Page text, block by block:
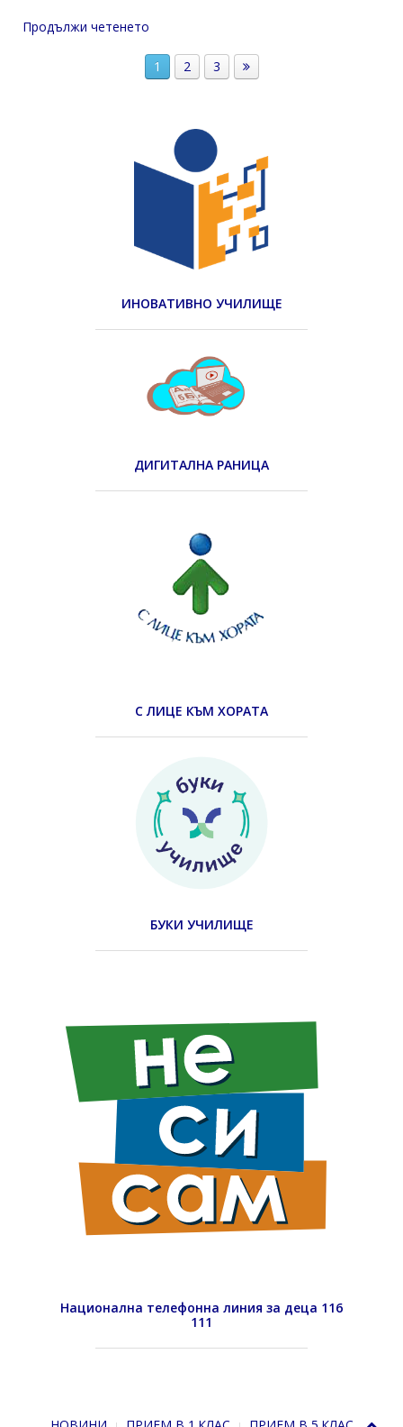
Продължи четенето
1 2 3
ИНОВАТИВНО УЧИЛИЩЕ
ДИГИТАЛНА РАНИЦА
С ЛИЦЕ КЪМ ХОРАТА
БУКИ УЧИЛИЩЕ
Национална телефонна линия за деца 116
111